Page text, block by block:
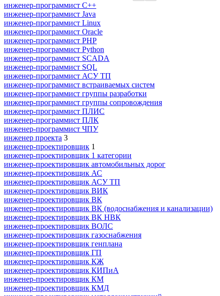
инженер-программист C++
инженер-программист Java
инженер-программист Linux
инженер-программист Oracle
инженер-программист PHP
инженер-программист Python
инженер-программист SCADA
инженер-программист SQL
инженер-программист АСУ ТП
инженер-программист встраиваемых систем
инженер-программист группы разработки
инженер-программист группы сопровождения
инженер-программист ПЛИС
инженер-программист ПЛК
инженер-программист ЧПУ
инженер проекта 3
инженер-проектировщик 1
инженер-проектировщик 1 категории
инженер-проектировщик автомобильных дорог
инженер-проектировщик АС
инженер-проектировщик АСУ ТП
инженер-проектировщик ВИК
инженер-проектировщик ВК
инженер-проектировщик ВК (водоснабжения и канализации)
инженер-проектировщик ВК НВК
инженер-проектировщик ВОЛС
инженер-проектировщик газоснабжения
инженер-проектировщик генплана
инженер-проектировщик ГП
инженер-проектировщик КЖ
инженер-проектировщик КИПиА
инженер-проектировщик КМ
инженер-проектировщик КМД